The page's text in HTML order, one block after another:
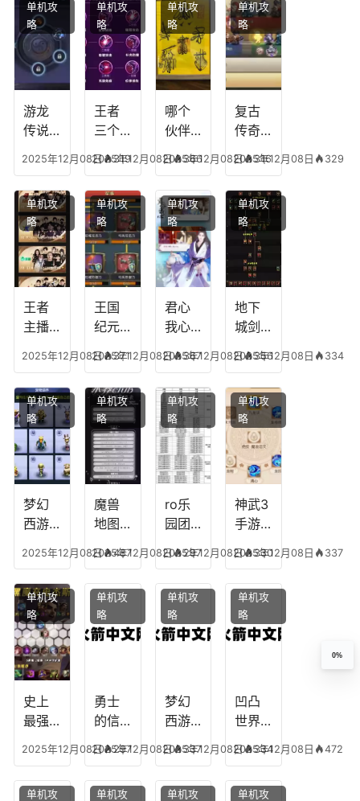
游龙
传说
能，
游龙
传说
多少
级能
挖矿
2025年12月08日 319
单机攻
略
王者
三个
加
点，
王者
技能
可以
放三
个是
什么
模式
2025年12月08日 366
单机攻
略
哪个
伙伴
心符
技
能，
失心
符命
中后
附加
五雷
2025年12月08日 316
单机攻
略
复古
传奇
平民
搭配
阵
容，
复古
传奇
英雄
版哪
个组
合平
2025年12月08日 329
单机攻
略
王者
主播
搭
配，
王者
最强
的主
播
2025年12月08日 371
单机攻
略
王国
纪元
搭
配，
王国
纪元
最强
2025年12月08日 367
单机攻
略
君心
我心
宫攻
略，
君心
我心
剧情
文本
2025年12月08日 356
单机攻
略
地下
城剑
能加
点
图，
地下
城剑
神用
什么
装备
2025年12月08日 334
单机攻
略
梦幻
西游
凡，
梦幻
十二
生肖
2025年12月08日 487
单机攻
略
魔兽
地图
任务
攻
略，
魔兽
世界
2025年12月08日 297
单机攻
略
ro乐
园团
附
魔，
乐园
团装
备任
2025年12月08日 330
单机攻
略
神武3
手游
辅助
技能
加
点，
神武
龙宫
怎么
2025年12月08日 337
单机攻
略
史上
最强
容搭
配，
2025年12月08日 297
单机攻
略
勇士
的信
物技
能，
勇士
2025年12月08日 337
单机攻
略
梦幻
西游
炼丹
炉攻
略，
2025年12月08日 334
单机攻
略
凹凸
世界
全部
阵容
搭
2025年12月08日 472
单机攻
略
单机攻 单机攻 单机攻 单机攻
0%